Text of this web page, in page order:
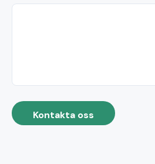
Kontakta oss